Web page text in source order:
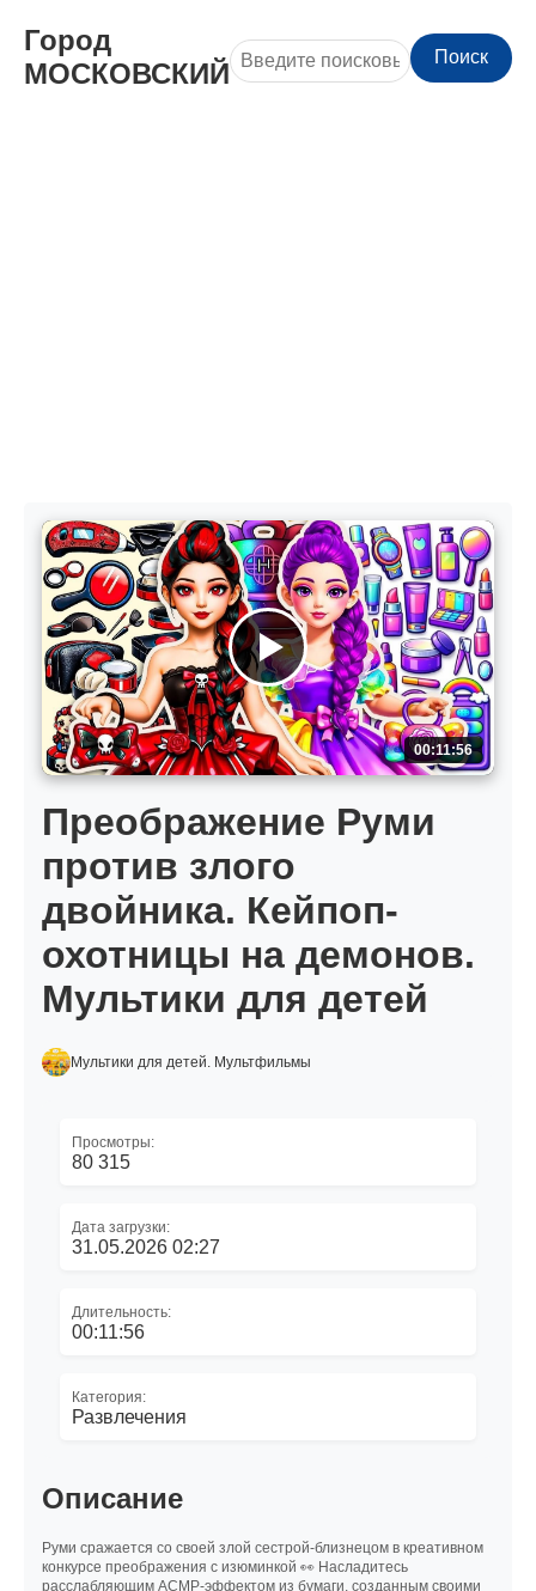
Город
МОСКОВСКИЙ
Поиск
00:11:56
Преображение Руми
против злого
двойника. Кейпоп-
охотницы на демонов.
Мультики для детей
Мультики для детей. Мультфильмы
Просмотры:
80 315
Дата загрузки:
31.05.2026 02:27
Длительность:
00:11:56
Категория:
Развлечения
Описание
Руми сражается со своей злой сестрой-близнецом в креативном
конкурсе преображения с изюминкой 👀 Насладитесь
расслабляющим АСМР-эффектом из бумаги, созданным своими